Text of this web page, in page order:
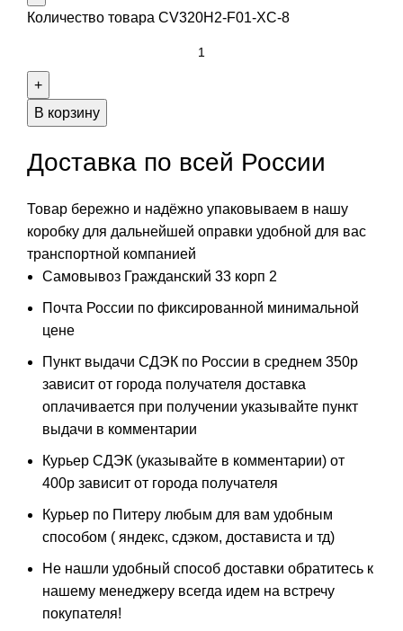
Количество товара CV320H2-F01-XC-8
В корзину
Доставка по всей России
Товар бережно и надёжно упаковываем в нашу
коробку для дальнейшей оправки удобной для вас
транспортной компанией
Самовывоз Гражданский 33 корп 2
Почта России по фиксированной минимальной
цене
Пункт выдачи СДЭК по России в среднем 350р
зависит от города получателя доставка
оплачивается при получении указывайте пункт
выдачи в комментарии
Курьер СДЭК (указывайте в комментарии) от
400р зависит от города получателя
Курьер по Питеру любым для вам удобным
способом ( яндекс, сдэком, достависта и тд)
Не нашли удобный способ доставки обратитесь к
нашему менеджеру всегда идем на встречу
покупателя!